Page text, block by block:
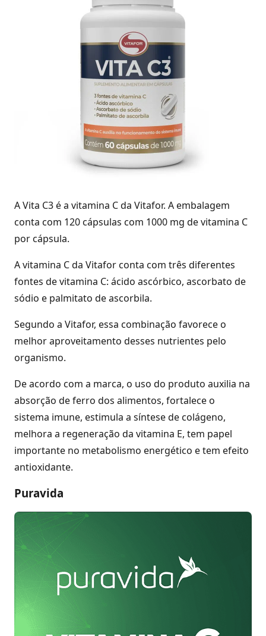
A Vita C3 é a vitamina C da Vitafor. A embalagem
conta com 120 cápsulas com 1000 mg de vitamina C
por cápsula.
A vitamina C da Vitafor conta com três diferentes
fontes de vitamina C: ácido ascórbico, ascorbato de
sódio e palmitato de ascorbila.
Segundo a Vitafor, essa combinação favorece o
melhor aproveitamento desses nutrientes pelo
organismo.
De acordo com a marca, o uso do produto auxilia na
absorção de ferro dos alimentos, fortalece o
sistema imune, estimula a síntese de colágeno,
melhora a regeneração da vitamina E, tem papel
importante no metabolismo energético e tem efeito
antioxidante.
Puravida